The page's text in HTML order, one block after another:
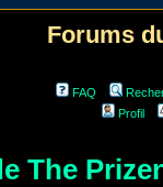
Forums
FAQ
Profil
The